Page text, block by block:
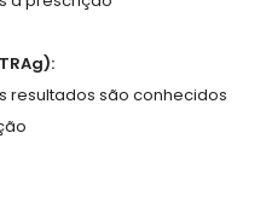
resultados são conhecidos